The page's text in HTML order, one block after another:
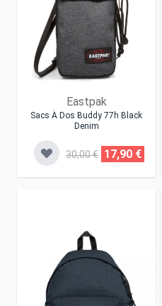
Eastpak
Sacs À Dos Buddy 77h Black
Denim
30,00 € 17,90 €